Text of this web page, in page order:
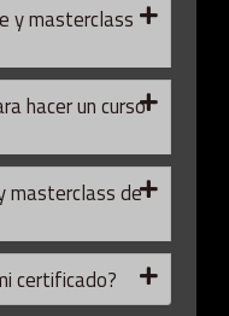
y masterclass
hacer un curso
masterclass de
certificado?